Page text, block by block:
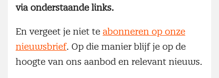
via onderstaande links.
En vergeet je niet te abonneren op onze
nieuwsbrief. Op die manier blijf je op de
hoogte van ons aanbod en relevant nieuws.